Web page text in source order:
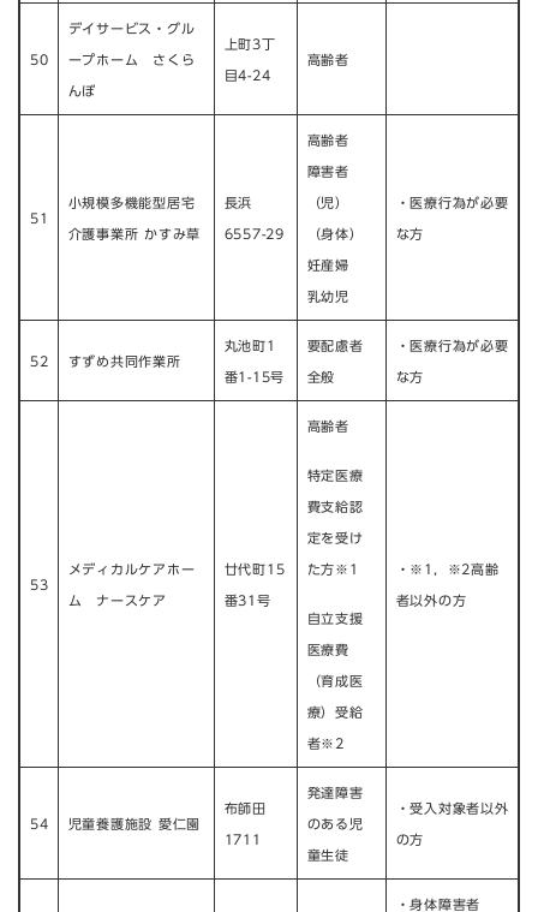
50
デイサービス・グル
ープホーム さくら
んぼ
上町3丁
目4-24
高齢者
51
小規模多機能型居宅
介護事業所 かすみ草​
長浜
6557-29
高齢者
障害者
（児）
（身体）​
妊産婦
乳幼児
・医療行為が必要
な方​
52 すずめ共同作業所
丸池町1
番1-15号
要配慮者
全般
・医療行為が必要
な方
53
メディカルケアホー
ム ナースケア
廿代町15
番31号
高齢者
特定医療
費支給認
定を受け
た方※1
自立支援
医療費
（育成医
療）受給
者※2
・※1，※2高齢
者以外の方
54 児童養護施設 愛仁園
布師田
1711
発達障害
のある児
童生徒
・受入対象者以外
の方
​・身体障害者